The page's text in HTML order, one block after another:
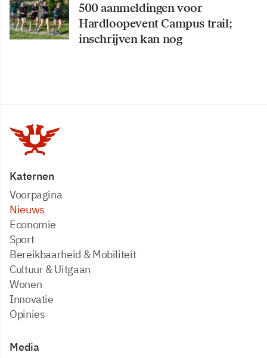
500 aanmeldingen voor
Hardloopevent Campus trail;
inschrijven kan nog
Katernen
Voorpagina
Nieuws
Economie
Sport
Bereikbaarheid & Mobiliteit
Cultuur & Uitgaan
Wonen
Innovatie
Opinies
Media